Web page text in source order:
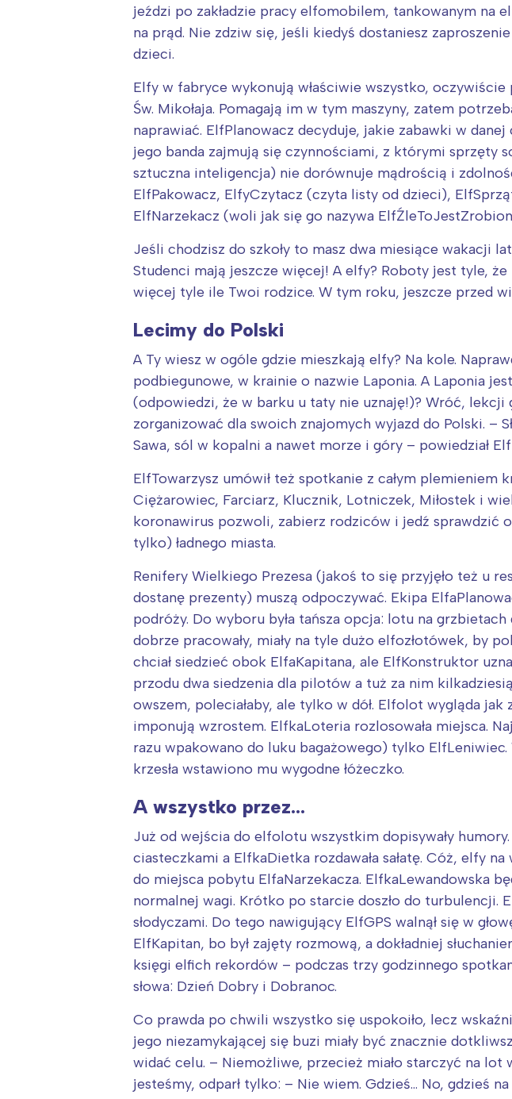
jeździ po zakładzie pracy elfomobilem, tankowanym na
na prąd. Nie zdziw się, jeśli kiedyś dostaniesz
dzieci.
Elfy w fabryce wykonują właściwie wszystko,
Św. Mikołaja. Pomagają im w tym maszyny, zatem
naprawiać. ElfPlanowacz decyduje, jakie zabawki w
jego banda zajmują się czynnościami, z którymi sprzęty
sztuczna inteligencja) nie dorównuje mądrością i
ElfPakowacz, ElfyCzytacz (czyta listy od dzieci),
ElfNarzekacz (woli jak się go nazywa
Jeśli chodzisz do szkoły to masz dwa miesiące wakacji
Studenci mają jeszcze więcej! A elfy? Roboty jest tyle,
więcej tyle ile Twoi rodzice. W tym roku, jeszcze przed
Lecimy do Polski
A Ty wiesz w ogóle gdzie mieszkają elfy? Na kole.
podbiegunowe, w krainie o nazwie Laponia. A Laponia
(odpowiedzi, że w barku u taty nie uznaję!)? Wróć, lekcji
zorganizować dla swoich znajomych wyjazd do Polski. –
Sawa, sól w kopalni a nawet morze i góry – powiedział
ElfTowarzysz umówił też spotkanie z całym plemieniem
Ciężarowiec, Farciarz, Klucznik, Lotniczek, Miłostek i
koronawirus pozwoli, zabierz rodziców i jedź sprawdzić
tylko) ładnego miasta.
Renifery Wielkiego Prezesa (jakoś to się przyjęło też u
dostanę prezenty) muszą odpoczywać. Ekipa
podróży. Do wyboru była tańsza opcja: lotu na
dobrze pracowały, miały na tyle dużo elfozłotówek, by
chciał siedzieć obok ElfaKapitana, ale ElfKonstruktor
przodu dwa siedzenia dla pilotów a tuż za nim
owszem, poleciałaby, ale tylko w dół. Elfolot wygląda
imponują wzrostem. ElfkaLoteria rozlosowała miejsca.
razu wpakowano do luku bagażowego) tylko ElfLeniwiec.
krzesła wstawiono mu wygodne łóżeczko.
A wszystko przez…
Już od wejścia do elfolotu wszystkim dopisywały
ciasteczkami a ElfkaDietka rozdawała sałatę. Cóż, elfy
do miejsca pobytu ElfaNarzekacza. ElfkaLewandowska
normalnej wagi. Krótko po starcie doszło do turbulencji.
słodyczami. Do tego nawigujący ElfGPS walnął się w
ElfKapitan, bo był zajęty rozmową, a dokładniej
księgi elfich rekordów – podczas trzy godzinnego
słowa: Dzień Dobry i Dobranoc.
Co prawda po chwili wszystko się uspokoiło, lecz
jego niezamykającej się buzi miały być znacznie
widać celu. – Niemożliwe, przecież miało starczyć na lot
jesteśmy, odparł tylko: – Nie wiem. Gdzieś… No, gdzieś
Łódź
Trójmiasto
Wrocław